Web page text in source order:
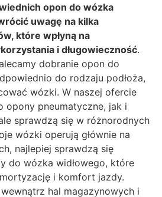
opon do wózka
uwagę na kilka
które wpłyną na
i długowieczność.
dobranie opon do
do rodzaju podłoża,
wózki. W naszej ofercie
opony pneumatyczne, jak i
sprawdzą się w różnorodnych
wózki operują głównie na
najlepiej sprawdzą się
do wózka widłowego, które
i komfort jazdy.
hal magazynowych i